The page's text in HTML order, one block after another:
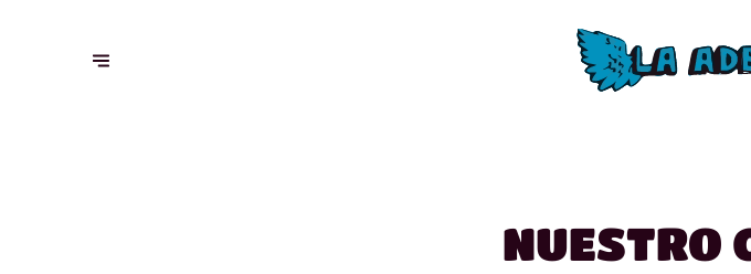
NUESTRO